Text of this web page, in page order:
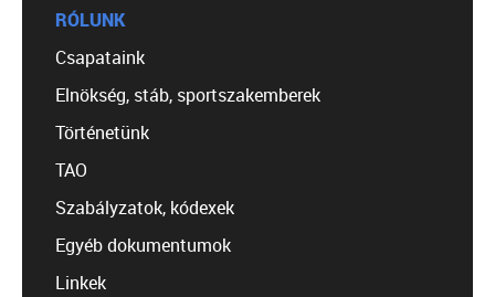
RÓLUNK
Csapataink
Elnökség, stáb, sportszakemberek
Történetünk
TAO
Szabályzatok, kódexek
Egyéb dokumentumok
Linkek